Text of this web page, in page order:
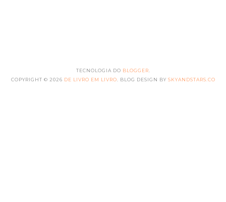
TECNOLOGIA DO BLOGGER
COPYRIGHT © 2026 DE LIVRO EM LIVRO . BLOG DESIGN BY SKYANDSTARS.CO